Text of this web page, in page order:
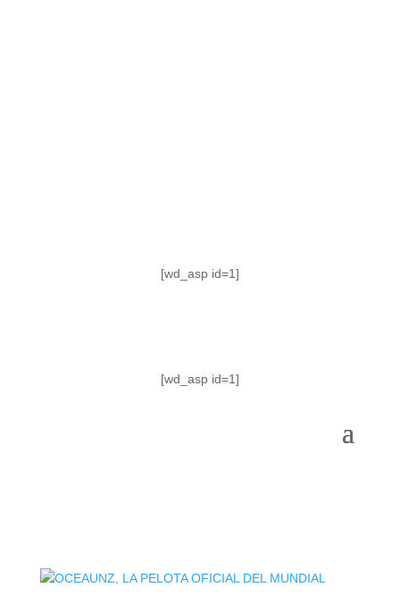
[wd_asp id=1]
[wd_asp id=1]